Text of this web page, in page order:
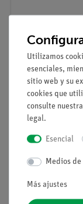
Nº de artículo
Handbuch
Strukturen
Funktionen,
advanced
Utilizamos
esenciales,
sitio web y su
cookies que
consulte nuestra
legal.
Esencial
Medios
Más ajustes